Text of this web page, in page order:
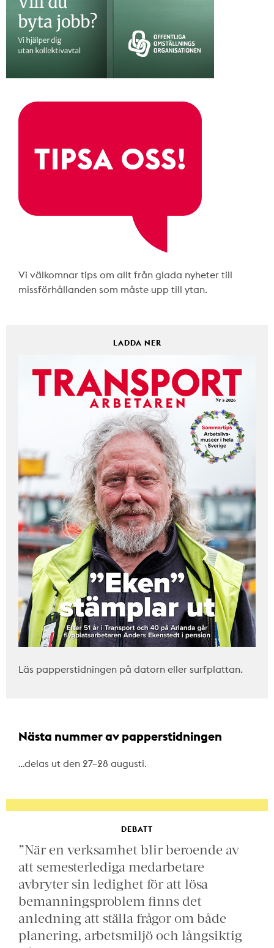
Vi välkomnar tips om allt från glada nyheter till
missförhållanden som måste upp till ytan.
LADDA NER
Läs papperstidningen på datorn eller surfplattan.
Nästa nummer av papperstidningen
…delas ut den 27–28 augusti.
DEBATT
”När en verksamhet blir beroende av
att semesterlediga medarbetare
avbryter sin ledighet för att lösa
bemanningsproblem finns det
anledning att ställa frågor om både
planering, arbetsmiljö och långsiktig